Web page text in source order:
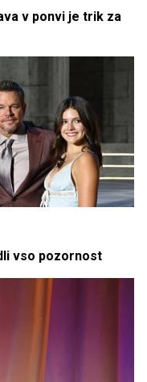
v ponvi je trik za
vso pozornost